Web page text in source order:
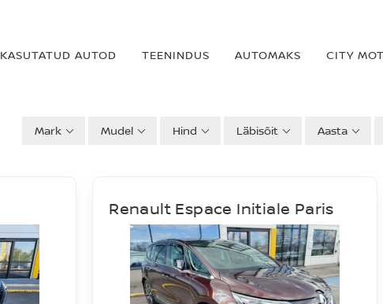
KASUTATUD AUTOD TEENINDUS AUTOMAKS CITY
Mark Mudel Hind Läbisõit Aasta
Renault Espace Initiale Paris